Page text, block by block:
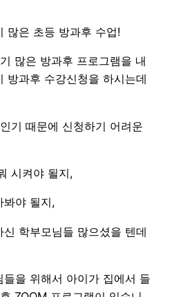
많은 초등 방과후 수업!
많은 방과후 프로그램을 내
방과후 수강신청을 하시는데
기 때문에 신청하기 어려운
시켜야 될지,
봐야 될지,
학부모님들 많으셨을 텐데
을 위해서 아이가 집에서 들